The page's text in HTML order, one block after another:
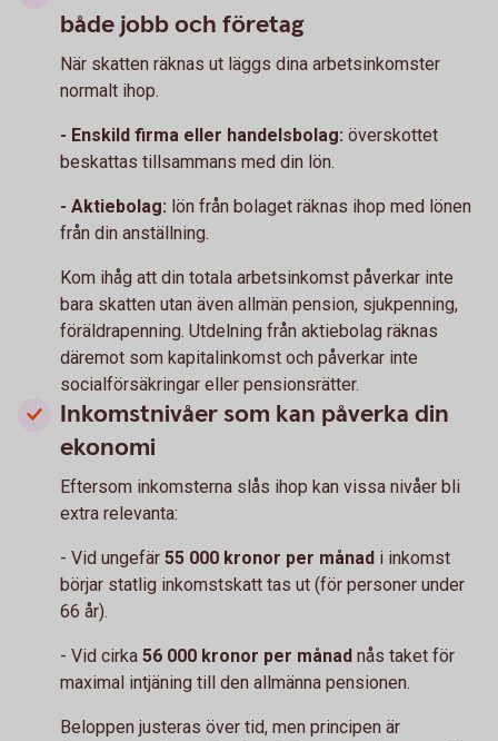
både jobb och företag
När skatten räknas ut läggs dina arbetsinkomster
normalt ihop.
- Enskild firma eller handelsbolag: överskottet
beskattas tillsammans med din lön.
- Aktiebolag: lön från bolaget räknas ihop med lönen
från din anställning.
Kom ihåg att din totala arbetsinkomst påverkar inte
bara skatten utan även allmän pension, sjukpenning,
föräldrapenning. Utdelning från aktiebolag räknas
däremot som kapitalinkomst och påverkar inte
socialförsäkringar eller pensionsrätter.
Inkomstnivåer som kan påverka din
ekonomi
Eftersom inkomsterna slås ihop kan vissa nivåer bli
extra relevanta:
- Vid ungefär 55 000 kronor per månad i inkomst
börjar statlig inkomstskatt tas ut (för personer under
66 år).
- Vid cirka 56 000 kronor per månad nås taket för
maximal intjäning till den allmänna pensionen.
Beloppen justeras över tid, men principen är